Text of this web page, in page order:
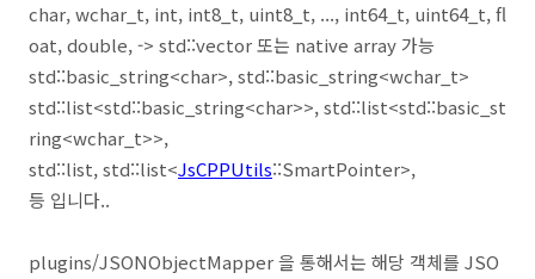
char, wchar_t, int, int8_t, uint8_t, ..., int64_t, uint64_t, fl
oat, double, -> std::vector 또는 native array 가능
std::basic_string<char>, std::basic_string<wchar_t>
std::list<std::basic_string<char>>, std::list<std::basic_st
ring<wchar_t>>,
std::list, std::list<JsCPPUtils::SmartPointer>,
등 입니다..
plugins/JSONObjectMapper 을 통해서는 해당 객체를 JSO